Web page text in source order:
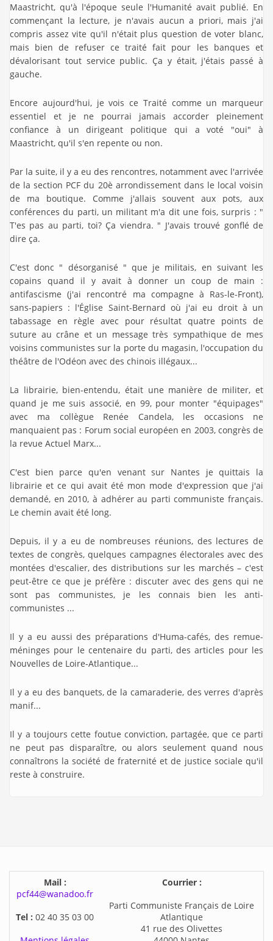
Maastricht, qu'à l'époque seule l'Humanité avait publié. En
commençant la lecture, je n'avais aucun a priori, mais j'ai
compris assez vite qu'il n'était plus question de voter blanc,
mais bien de refuser ce traité fait pour les banques et
dévalorisant tout service public. Ça y était, j'étais passé à
gauche.
Encore aujourd'hui, je vois ce Traité comme un marqueur
essentiel et je ne pourrai jamais accorder pleinement
confiance à un dirigeant politique qui a voté "oui" à
Maastricht, qu'il s'en repente ou non.
Par la suite, il y a eu des rencontres, notamment avec l'arrivée
de la section PCF du 20è arrondissement dans le local voisin
de ma boutique. Comme j'allais souvent aux pots, aux
conférences du parti, un militant m'a dit une fois, surpris : "
T'es pas au parti, toi? Ça viendra. " J'avais trouvé gonflé de
dire ça.
C'est donc " désorganisé " que je militais, en suivant les
copains quand il y avait à donner un coup de main :
antifascisme (j'ai rencontré ma compagne à Ras-le-Front),
sans-papiers : l'Église Saint-Bernard où j'ai eu droit à un
tabassage en règle avec pour résultat quatre points de
suture au crâne et un message très sympathique de mes
voisins communistes sur la porte du magasin, l'occupation du
théâtre de l'Odéon avec des chinois illégaux...
La librairie, bien-entendu, était une manière de militer, et
quand je me suis associé, en 99, pour monter "équipages"
avec ma collègue Renée Candela, les occasions ne
manquaient pas : Forum social européen en 2003, congrès de
la revue Actuel Marx...
C'est bien parce qu'en venant sur Nantes je quittais la
librairie et ce qui avait été mon mode d'expression que j'ai
demandé, en 2010, à adhérer au parti communiste français.
Le chemin avait été long.
Depuis, il y a eu de nombreuses réunions, des lectures de
textes de congrès, quelques campagnes électorales avec des
montées d'escalier, des distributions sur les marchés – c'est
peut-être ce que je préfère : discuter avec des gens qui ne
sont pas communistes, je les connais bien les anti-
communistes ...
Il y a eu aussi des préparations d'Huma-cafés, des remue-
méninges pour le centenaire du parti, des articles pour les
Nouvelles de Loire-Atlantique...
Il y a eu des banquets, de la camaraderie, des verres d'après
manif...
Il y a toujours cette foutue conviction, partagée, que ce parti
ne peut pas disparaître, ou alors seulement quand nous
connaîtrons la société de fraternité et de justice sociale qu'il
reste à construire.
Mail :
pcf44@wanadoo.fr
Tel : 02 40 35 03 00
Courrier :
Parti Communiste Français de Loire
Atlantique
41 rue des Olivettes